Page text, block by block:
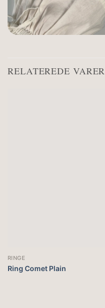
RELATEREDE VARER
RINGE
Ring Comet Plain